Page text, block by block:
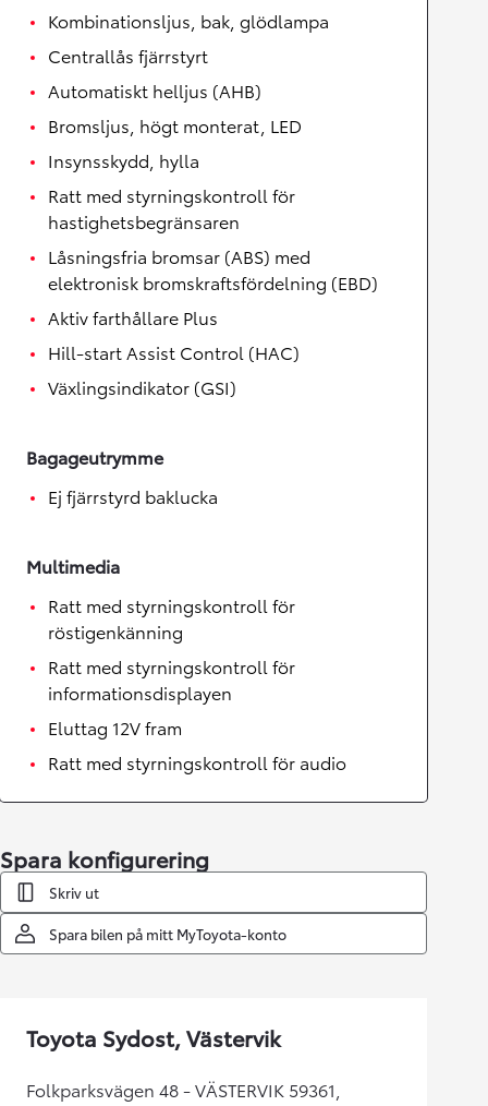
Kombinationsljus, bak, glödlampa
Centrallås fjärrstyrt
Automatiskt helljus (AHB)
Bromsljus, högt monterat, LED
Insynsskydd, hylla
Ratt med styrningskontroll för
hastighetsbegränsaren
Låsningsfria bromsar (ABS) med
elektronisk bromskraftsfördelning (EBD)
Aktiv farthållare Plus
Hill-start Assist Control (HAC)
Växlingsindikator (GSI)
Bagageutrymme
Ej fjärrstyrd baklucka
Multimedia
Ratt med styrningskontroll för
röstigenkänning
Ratt med styrningskontroll för
informationsdisplayen
Eluttag 12V fram
Ratt med styrningskontroll för audio
Spara konfigurering
Skriv ut
Spara bilen på mitt MyToyota-konto
Toyota Sydost, Västervik
Folkparksvägen 48 - VÄSTERVIK 59361,